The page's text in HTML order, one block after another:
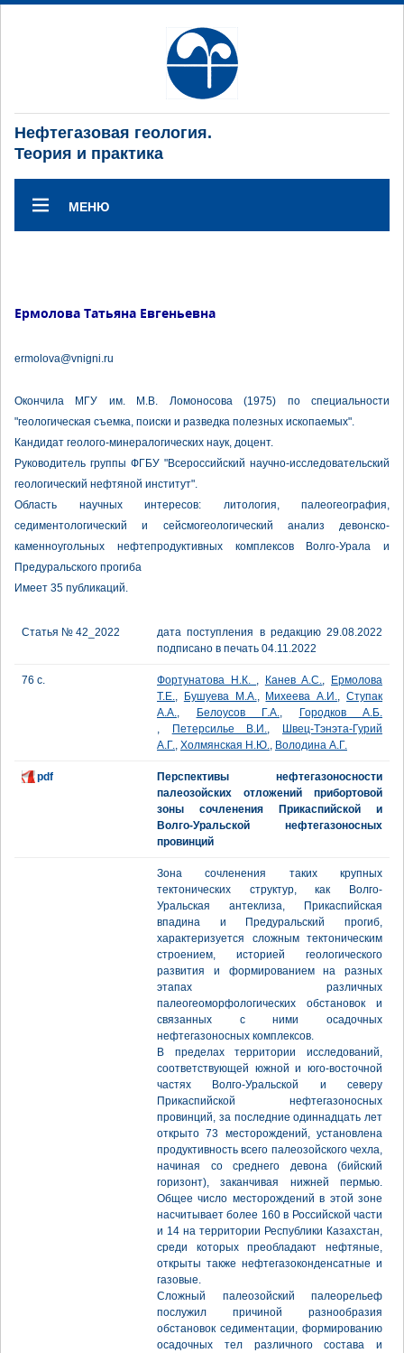
Нефтегазовая геология.
Теория и практика
МЕНЮ
Ермолова Татьяна Евгеньевна
ermolova@vnigni.ru
Окончила МГУ им. М.В. Ломоносова (1975) по специальности
"геологическая съемка, поиски и разведка полезных ископаемых".
Кандидат геолого-минералогических наук, доцент.
Руководитель группы ФГБУ "Всероссийский научно-исследовательский
геологический нефтяной институт".
Область научных интересов: литология, палеогеография,
седиментологический и сейсмогеологический анализ девонско-
каменноугольных нефтепродуктивных комплексов Волго-Урала и
Предуральского прогиба
Имеет 35 публикаций.
Статья № 42_2022
дата поступления в редакцию 29.08.2022
подписано в печать 04.11.2022
76 с. Фортунатова Н.К. , Канев А.С.,
Ермолова
Т.Е., Бушуева М.А., Михеева А.И.,Ступак
А.А., Белоусов Г.А.,
Городков А.Б.
,
Петерсилье В.И.,
Швец-Тэнэта-Гурий
А.Г., Холмянская Н.Ю., Володина А.Г.
pdf
Перспективы нефтегазоносности
палеозойских отложений прибортовой
зоны сочленения Прикаспийской и
Волго-Уральской нефтегазоносных
провинций
Зона сочленения таких крупных
тектонических структур, как Волго-
Уральская антеклиза, Прикаспийская
впадина и Предуральский прогиб,
характеризуется сложным тектоническим
строением, историей геологического
развития и формированием на разных
этапах различных
палеогеоморфологических обстановок и
связанных с ними осадочных
нефтегазоносных комплексов.
В пределах территории исследований,
соответствующей южной и юго-восточной
частях Волго-Уральской и северу
Прикаспийской нефтегазоносных
провинций, за последние одиннадцать лет
открыто 73 месторождений, установлена
продуктивность всего палеозойского чехла,
начиная со среднего девона (бийский
горизонт), заканчивая нижней пермью.
Общее число месторождений в этой зоне
насчитывает более 160 в Российской части
и 14 на территории Республики Казахстан,
среди которых преобладают нефтяные,
открыты также нефтегазоконденсатные и
газовые.
Сложный палеозойский палеорельеф
послужил причиной разнообразия
обстановок седиментации, формированию
осадочных тел различного состава и